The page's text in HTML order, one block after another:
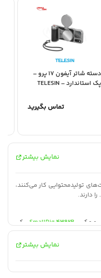
دسته شاتر آیفون 17 پرو –
پک استاندارد – TELESIN
تماس بگیرید
نمایش بیشتر
تولیدمحتوایی کار می‌کنند،
دارند.
SmallRig 4392B،یک
بلاگری است.
نمایش بیشتر